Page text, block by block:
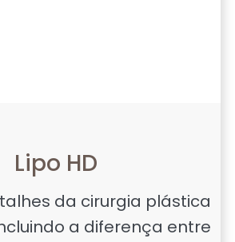
Lipo HD
da cirurgia plástica
a diferença entre